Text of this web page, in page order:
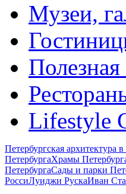
Музеи,
Lifestyle
Петербургская
ПетербургаХрамы
ПетербургаСады и парки
РоссиЛуиджи РускаИван